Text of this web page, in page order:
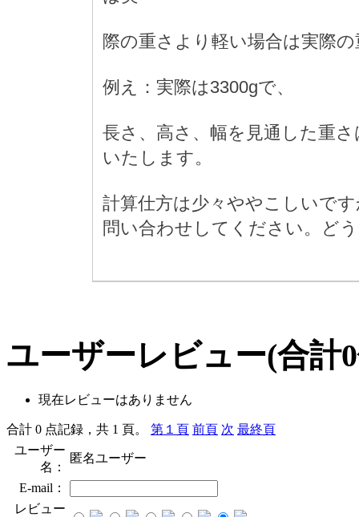
際の重さより軽い場合は実際
例え：実際は3300gで、
長さ、高さ、幅を見通した重
いたします。
計算仕方は少々ややこしいで
問い合わせしてください。ど
ユーザーレビュー(合計0
現在レビューはありません
合計 0 点記録，共 1 頁。 第１頁 前頁 次 最終頁
ユーザー
名：
匿名ユーザー
E-mail：
レビュー